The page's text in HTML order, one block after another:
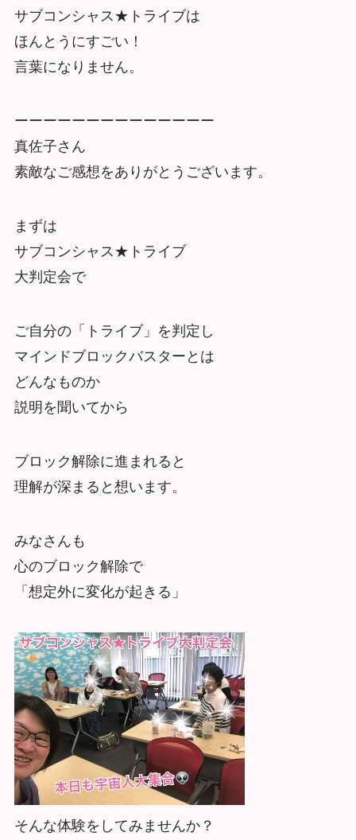
サブコンシャス★トライブは
ほんとうにすごい！
言葉になりません。
ーーーーーーーーーーーーーー
真佐子さん
素敵なご感想をありがとうございます。
まずは
サブコンシャス★トライブ
大判定会で
ご自分の「トライブ」を判定し
マインドブロックバスターとは
どんなものか
説明を聞いてから
ブロック解除に進まれると
理解が深まると想います。
みなさんも
心のブロック解除で
「想定外に変化が起きる」
そんな体験をしてみませんか？